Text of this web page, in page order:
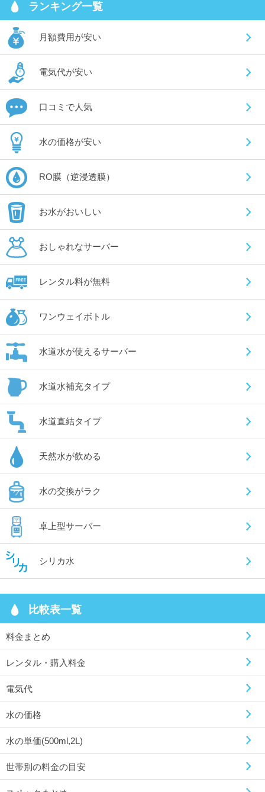
ランキング一覧
月額費用が安い
電気代が安い
口コミで人気
水の価格が安い
RO膜（逆浸透膜）
お水がおいしい
おしゃれなサーバー
レンタル料が無料
ワンウェイボトル
水道水が使えるサーバー
水道水補充タイプ
水道直結タイプ
天然水が飲める
水の交換がラク
卓上型サーバー
シリカ水
比較表一覧
料金まとめ
レンタル・購入料金
電気代
水の価格
水の単価(500ml,2L)
世帯別の料金の目安